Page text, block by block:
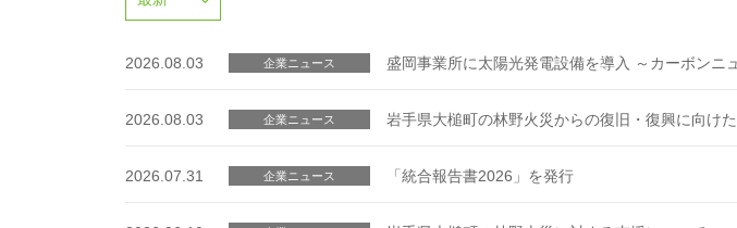
2026.08.03 企業ニュース 盛岡事業所に太陽光発電設備を導入 ～カーボンニ
2026.08.03 企業ニュース 岩手県大槌町の林野火災からの復旧・復興に向け
2026.07.31 企業ニュース 「統合報告書2026」を発行